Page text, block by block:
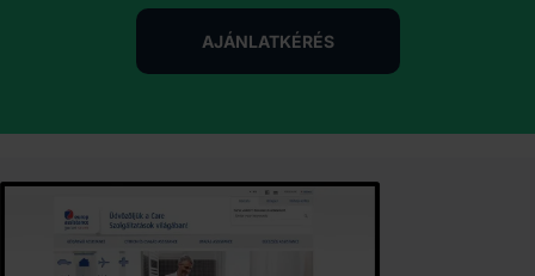
AJÁNLATKÉRÉS